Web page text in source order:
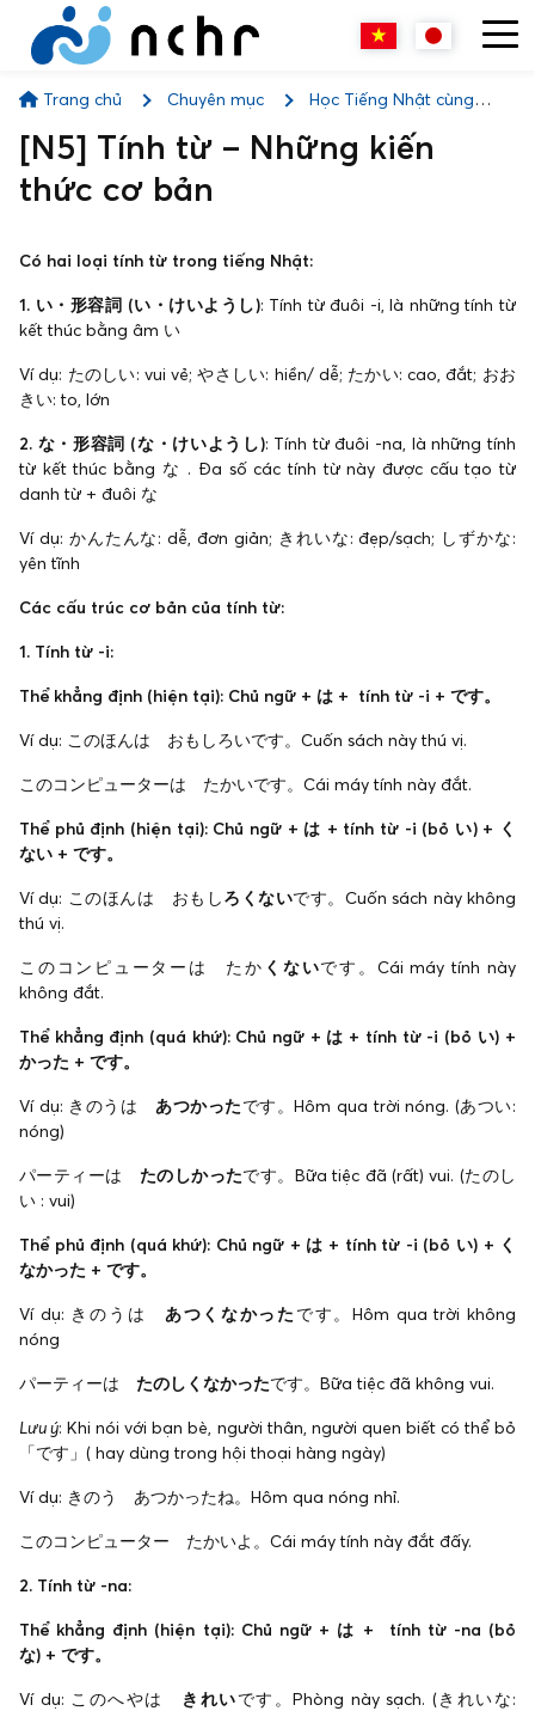
Trang chủ Chuyên mục
Học Tiếng Nhật cùng
[N5] Tính từ – Những kiến
thức cơ bản
Có hai loại tính từ trong tiếng Nhật:
1. い・形容詞 (い・けいようし): Tính từ đuôi -i, là những tính từ
kết thúc bằng âm い
Ví dụ: たのしい: vui vẻ; やさしい: hiền/ dễ; たかい: cao, đắt; おお
きい: to, lớn
2. な・形容詞 (な・けいようし): Tính từ đuôi -na, là những tính
từ kết thúc bằng な . Đa số các tính từ này được cấu tạo từ
danh từ + đuôi な
Ví dụ: かんたんな: dễ, đơn giản; きれいな: đẹp/sạch; しずかな:
yên tĩnh
Các cấu trúc cơ bản của tính từ:
1. Tính từ -i:
Thể khẳng định (hiện tại): Chủ ngữ + は + tính từ -i + です。
Ví dụ: このほんは おもしろいです。Cuốn sách này thú vị.
このコンピューターは たかいです。Cái máy tính này đắt.
Thể phủ định (hiện tại): Chủ ngữ + は + tính từ -i (bỏ い) + く
ない + です。
Ví dụ: このほんは おもしろくないです。Cuốn sách này không
thú vị.
このコンピューターは たか くないです。Cái máy tính này
không đắt.
Thể khẳng định (quá khứ): Chủ ngữ + は + tính từ -i (bỏ い) +
かった + です。
Ví dụ: きのうは あつかったです。Hôm qua trời nóng. (あつい:
nóng)
パーティーは たのしかったです。Bữa tiệc đã (rất) vui. (たのし
い : vui)
Thể phủ định (quá khứ): Chủ ngữ + は + tính từ -i (bỏ い) + く
なかった + です。
Ví dụ: きのうは あつくなかった です。Hôm qua trời không
nóng
パーティーは たのしくなかったです。Bữa tiệc đã không vui.
Lưu ý: Khi nói với bạn bè, người thân, người quen biết có thể bỏ
「です」( hay dùng trong hội thoại hàng ngày)
Ví dụ: きのう あつかったね。Hôm qua nóng nhỉ.
このコンピューター たかいよ。Cái máy tính này đắt đấy.
2. Tính từ -na:
Thể khẳng định (hiện tại): Chủ ngữ + は + tính từ -na (bỏ
な) + です。
Ví dụ: このへやは きれいです。Phòng này sạch. (きれいな: